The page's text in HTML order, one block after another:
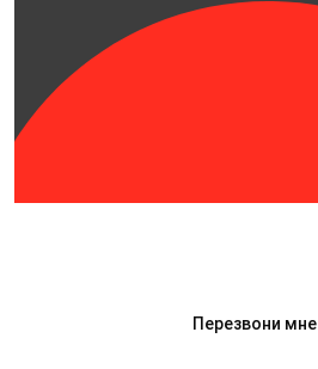
Перезвони мне